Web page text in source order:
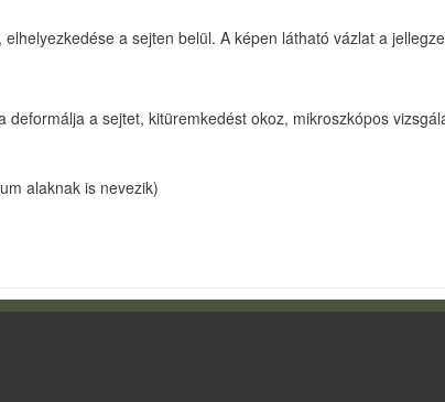
a sejten belül. A képen látható vázlat a
a sejtet, kitüremkedést okoz, mikroszkópos
alaknak is nevezik)